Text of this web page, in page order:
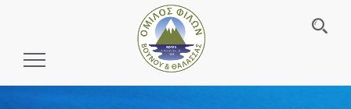
Toggle